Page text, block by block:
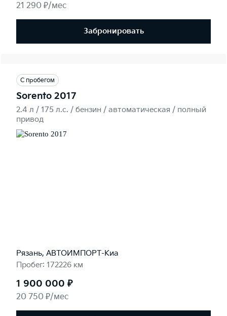
21 290 ₽/мес
Забронировать
С пробегом
Sorento 2017
2.4 л / 175 л.c. / бензин / автоматическая / полный
привод
Рязань, АВТОИМПОРТ-Киа
Пробег: 172226 км
1 900 000 ₽
20 750 ₽/мес